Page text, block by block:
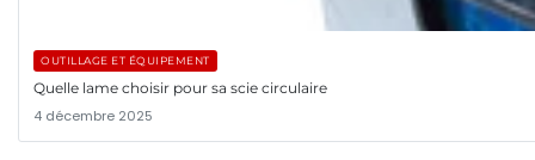
OUTILLAGE ET ÉQUIPEMENT
Quelle lame choisir pour sa scie circulaire
4 décembre 2025